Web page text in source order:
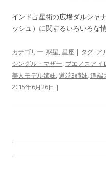
インド占星術の広場ダルシャ
ッシュ）に関するいろいろな
カテゴリー: 惑星,星座 | タグ: ア
シングル・マザー, ブエノスアイ
美人モデル姉妹,道端3姉妹,道端
2015年6月26日 |